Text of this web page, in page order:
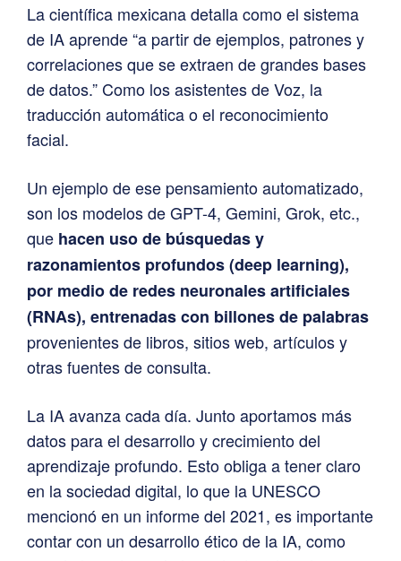
La científica mexicana detalla como el sistema
de IA aprende “a partir de ejemplos, patrones y
correlaciones que se extraen de grandes bases
de datos.” Como los asistentes de Voz, la
traducción automática o el reconocimiento
facial.
Un ejemplo de ese pensamiento automatizado,
son los modelos de GPT-4, Gemini, Grok, etc.,
que hacen uso de búsquedas y
razonamientos profundos (deep learning),
por medio de redes neuronales artificiales
(RNAs), entrenadas con billones de palabras
provenientes de libros, sitios web, artículos y
otras fuentes de consulta.
La IA avanza cada día. Junto aportamos más
datos para el desarrollo y crecimiento del
aprendizaje profundo. Esto obliga a tener claro
en la sociedad digital, lo que la UNESCO
mencionó en un informe del 2021, es importante
contar con un desarrollo ético de la IA, como